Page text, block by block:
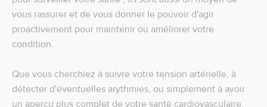
vous rassurer et de vous donner le pouvoir d'agir
proactivement pour maintenir ou améliorer votre
condition.
Que vous cherchiez à suivre votre tension artérielle, à
détecter d'éventuelles arythmies, ou simplement à avoir
un aperçu plus complet de votre santé cardiovasculaire,